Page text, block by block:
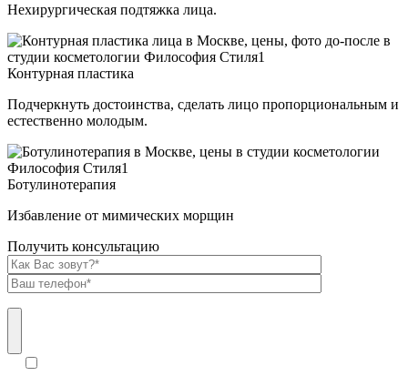
Нехирургическая подтяжка лица.
Контурная пластика
Подчеркнуть достоинства, сделать лицо пропорциональным и
естественно молодым.
Ботулинотерапия
Избавление от мимических морщин
Получить консультацию